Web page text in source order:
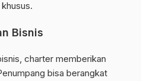
Bisnis
charter memberikan
bisa berangkat